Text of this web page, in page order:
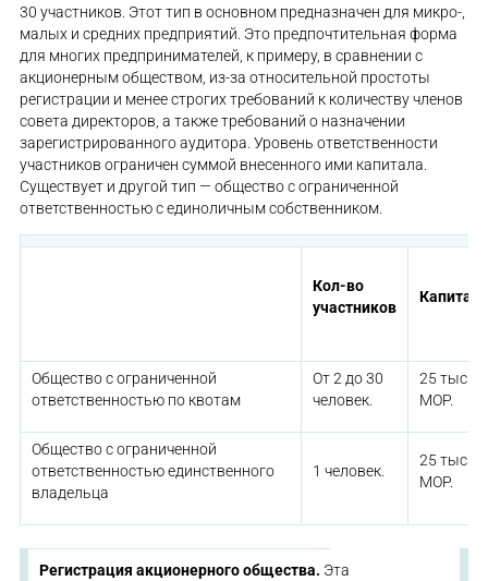
30 участников. Этот тип в основном предназначен для микро-,
малых и средних предприятий. Это предпочтительная форма
для многих предпринимателей, к примеру, в сравнении с
акционерным обществом, из-за относительной простоты
регистрации и менее строгих требований к количеству членов
совета директоров, а также требований о назначении
зарегистрированного аудитора. Уровень ответственности
участников ограничен суммой внесенного ими капитала.
Существует и другой тип — общество с ограниченной
ответственностью с единоличным собственником.
Кол-во
участников
Капитал
Общество с ограниченной
ответственностью по квотам
От 2 до 30
человек.
25 тыс.
MOP.
Общество с ограниченной
ответственностью единственного
владельца
1 человек.
25 тыс.
MOP.
Регистрация акционерного общества. Эта